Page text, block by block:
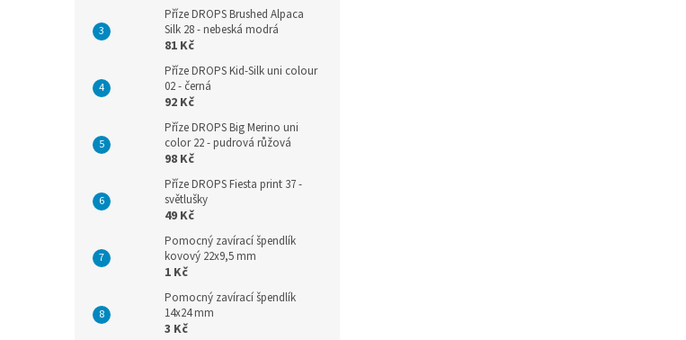
Příze DROPS Brushed Alpaca
Silk 28 - nebeská modrá
81 Kč
Příze DROPS Kid-Silk uni colour
02 - černá
92 Kč
Příze DROPS Big Merino uni
color 22 - pudrová růžová
98 Kč
Příze DROPS Fiesta print 37 -
světlušky
49 Kč
Pomocný zavírací špendlík
kovový 22x9,5 mm
1 Kč
Pomocný zavírací špendlík
14x24 mm
3 Kč